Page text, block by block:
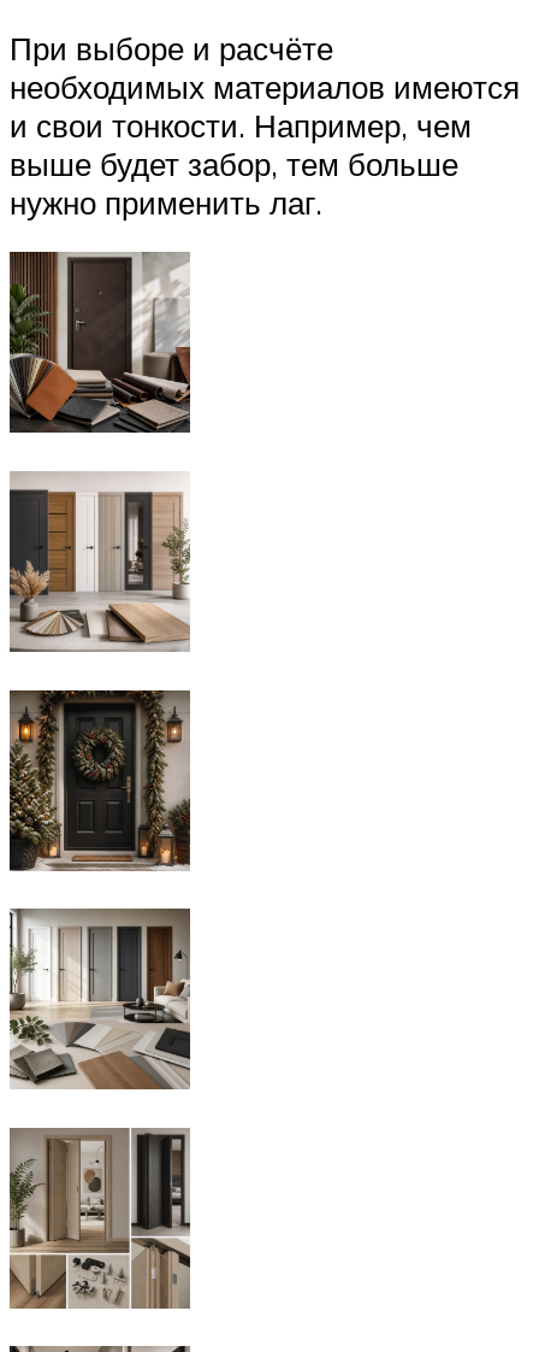
При выборе и расчёте
необходимых материалов имеются
и свои тонкости. Например, чем
выше будет забор, тем больше
нужно применить лаг.